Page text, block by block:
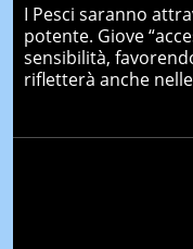
I Pesci saranno
potente. Giove
sensibilità,
rifletterà anche